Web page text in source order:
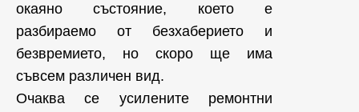
окаяно състояние, което е
разбираемо от безхаберието и
безвремието, но скоро ще има
съвсем различен вид.
Очаква се усилените ремонтни